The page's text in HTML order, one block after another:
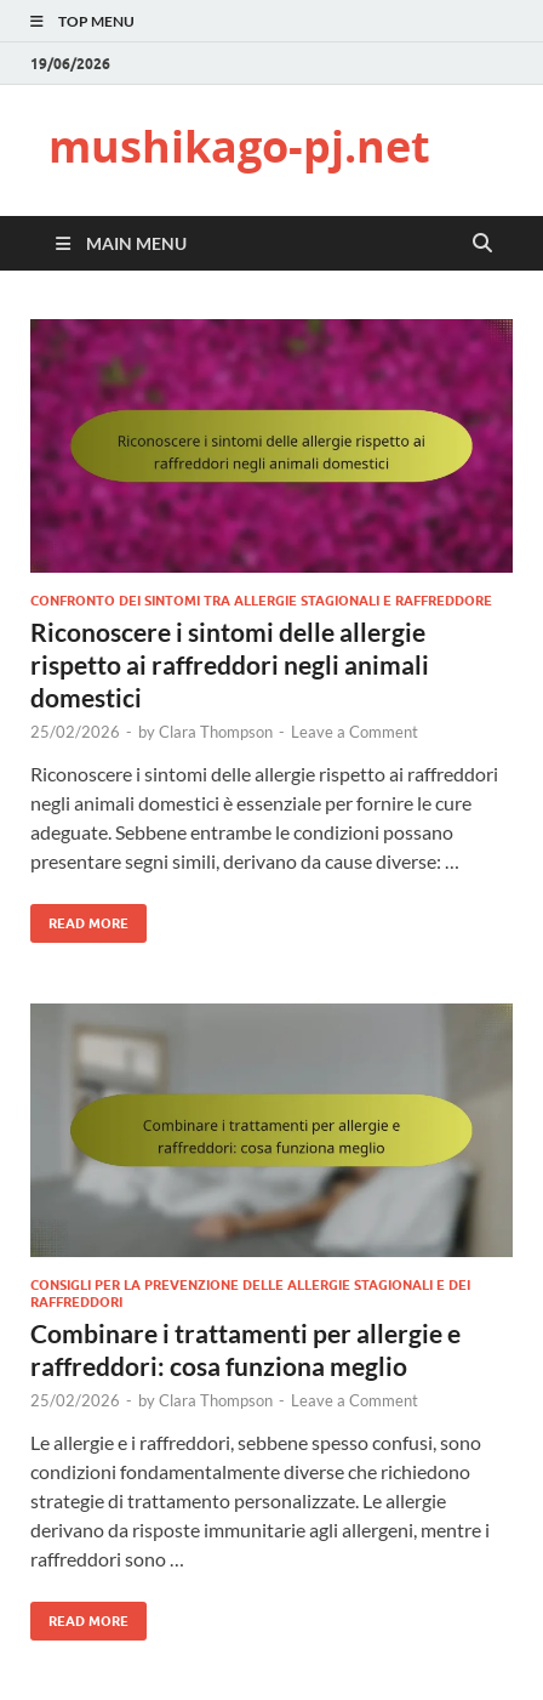
TOP MENU
19/06/2026
mushikago-pj.net
MAIN MENU
CONFRONTO DEI SINTOMI TRA ALLERGIE STAGIONALI E RAFFREDDORE
Riconoscere i sintomi delle allergie
rispetto ai raffreddori negli animali
domestici
25/02/2026 - byClara Thompson - Leave a Comment
Riconoscere i sintomi delle allergie rispetto ai raffreddori
negli animali domestici è essenziale per fornire le cure
adeguate. Sebbene entrambe le condizioni possano
presentare segni simili, derivano da cause diverse: …
READ MORE
CONSIGLI PER LA PREVENZIONE DELLE ALLERGIE STAGIONALI E DEI
RAFFREDDORI
Combinare i trattamenti per allergie e
raffreddori: cosa funziona meglio
25/02/2026 - byClara Thompson - Leave a Comment
Le allergie e i raffreddori, sebbene spesso confusi, sono
condizioni fondamentalmente diverse che richiedono
strategie di trattamento personalizzate. Le allergie
derivano da risposte immunitarie agli allergeni, mentre i
raffreddori sono …
READ MORE